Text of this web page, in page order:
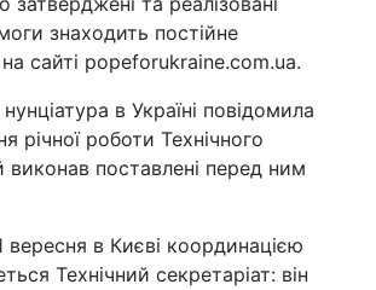
знаходить постійне
сайті popeforukraine.com.ua.
в Україні повідомила
річної роботи Технічного
виконав поставлені перед ним
в Києві координацією
Технічний секретаріат: він